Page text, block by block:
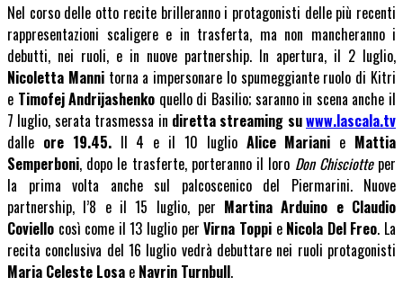
Nel corso delle otto recite brilleranno i protagonisti delle più recenti
rappresentazioni scaligere e in trasferta, ma non mancheranno i
debutti, nei ruoli, e in nuove partnership. In apertura, il 2 luglio,
Nicoletta Mannitorna a impersonare lo spumeggiante ruolo di Kitri
e Timofej Andrijashenko quello di Basilio; saranno in scena anche il
7 luglio, serata trasmessa in diretta streaming suwww.lascala.tv
dalle ore 19.45. Il 4 e il 10 luglio Alice Mariani e Mattia
Semperboni, dopo le trasferte, porteranno il loro Don Chisciotteper
la prima volta anche sul palcoscenico del Piermarini. Nuove
partnership, l’8 e il 15 luglio, per Martina Arduino e Claudio
Coviello così come il 13 luglio perVirna Toppi eNicola Del Freo. La
recita conclusiva del 16 luglio vedrà debuttare nei ruoli protagonisti
Maria Celeste Losa e Navrin Turnbull.